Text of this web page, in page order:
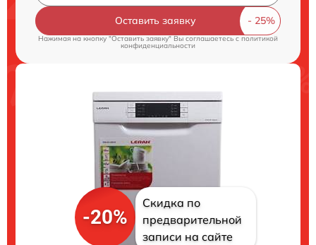
Оставить заявку
Нажимая на кнопку "Оставить заявку" Вы соглашаетесь c политикой
конфиденциальности
-20%
Скидка по
предварительной
записи на сайте